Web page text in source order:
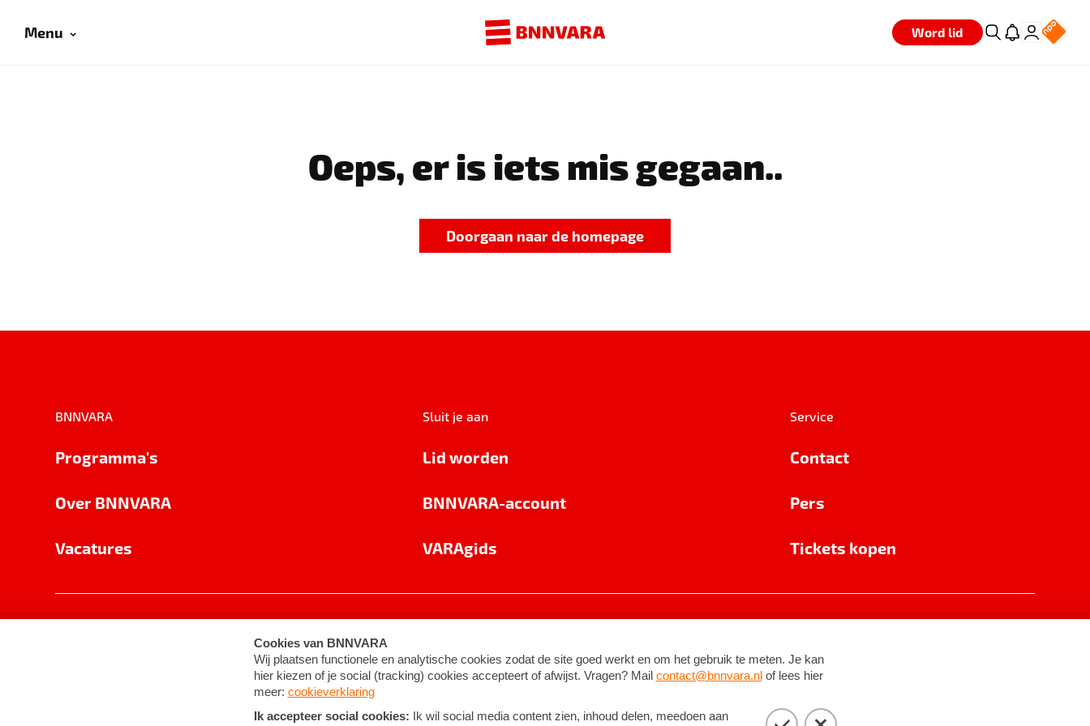
Menu Word lid
Oeps, er is iets mis gegaan..
Doorgaan naar de homepage
BNNVARA
Programma's
Over BNNVARA
Vacatures
Sluit je aan
Lid worden
BNNVARA-account
VARAgids
Service
Contact
Pers
Tickets kopen
Cookie-instellingen Algemene voorwaarden ©2026BNNVARA